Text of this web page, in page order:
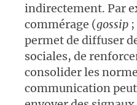
indirectement. Par
commérage (gossip
permet de diffuser
sociales, de
consolider les
communication